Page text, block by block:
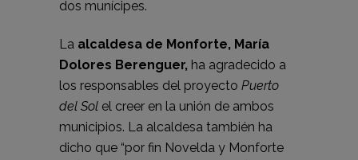
dos munícipes.
La alcaldesa de Monforte, María
Dolores Berenguer, ha agradecido a
los responsables del proyecto Puerto
del Sol el creer en la unión de ambos
municipios. La alcaldesa también ha
dicho que “por fin Novelda y Monforte